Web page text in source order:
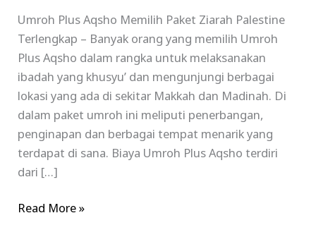
Umroh Plus Aqsho Memilih Paket Ziarah Palestine
Terlengkap – Banyak orang yang memilih Umroh
Plus Aqsho dalam rangka untuk melaksanakan
ibadah yang khusyu’ dan mengunjungi berbagai
lokasi yang ada di sekitar Makkah dan Madinah. Di
dalam paket umroh ini meliputi penerbangan,
penginapan dan berbagai tempat menarik yang
terdapat di sana. Biaya Umroh Plus Aqsho terdiri
dari […]
Read More »